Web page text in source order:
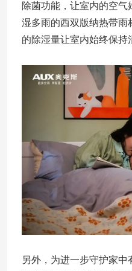
除菌功能，让室内的空气
湿多雨的西双版纳热带雨
的除湿量让室内始终保持
另外，为进一步守护家